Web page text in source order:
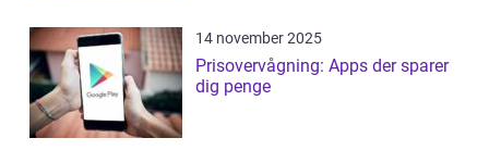
14 november 2025
Prisovervågning: Apps der sparer
dig penge